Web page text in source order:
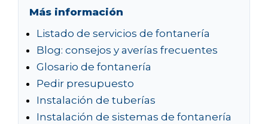
Más información
Listado de servicios de fontanería
Blog: consejos y averías frecuentes
Glosario de fontanería
Pedir presupuesto
Instalación de tuberías
Instalación de sistemas de fontanería